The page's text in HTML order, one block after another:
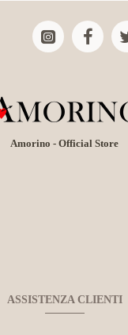
Amorino - Official Store
ASSISTENZA CLIENTI